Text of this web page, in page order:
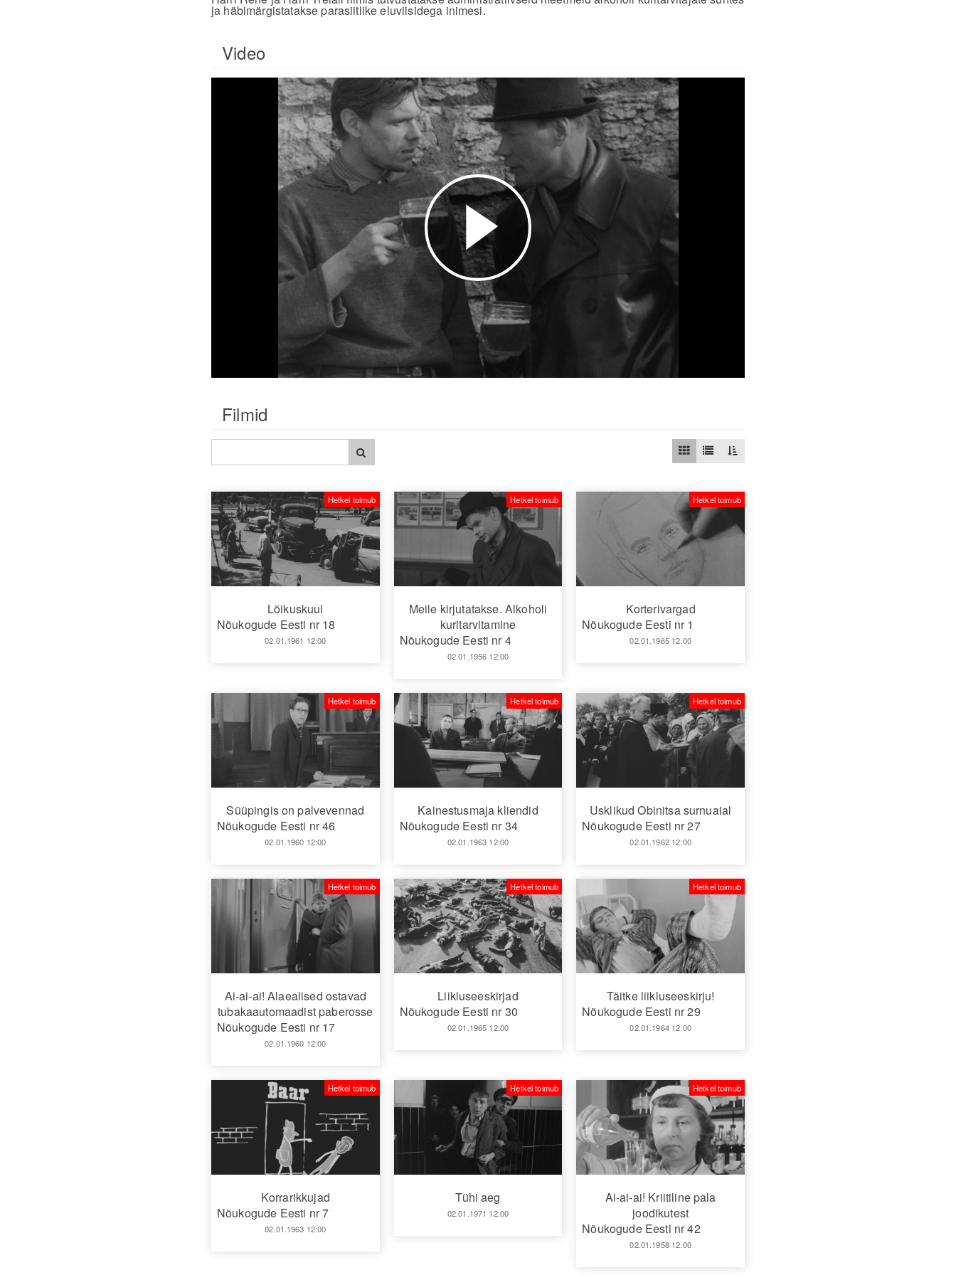
ja häbimärgistatakse parasiitlike eluviisidega inimesi.
Video
Esita
video
Filmid
Lõikuskuul
Nõukogude Eesti nr 18
02.01.1961 12:00
Hetkel toimub
Meile kirjutatakse. Alkoholi
kuritarvitamine
Nõukogude Eesti nr 4
02.01.1956 12:00
Hetkel toimub
Korterivargad
Nõukogude Eesti nr 1
02.01.1965 12:00
Hetkel toimub
Süüpingis on palvevennad
Nõukogude Eesti nr 46
02.01.1960 12:00
Hetkel toimub
Kainestusmaja kliendid
Nõukogude Eesti nr 34
02.01.1963 12:00
Hetkel toimub
Usklikud Obinitsa surnuaial
Nõukogude Eesti nr 27
02.01.1962 12:00
Hetkel toimub
Ai-ai-ai! Alaealised ostavad
tubakaautomaadist paberosse
Nõukogude Eesti nr 17
02.01.1960 12:00
Hetkel toimub
Liikluseeskirjad
Nõukogude Eesti nr 30
02.01.1965 12:00
Hetkel toimub
Täitke liikluseeskirju!
Nõukogude Eesti nr 29
02.01.1964 12:00
Hetkel toimub
Korrarikkujad
Nõukogude Eesti nr 7
02.01.1963 12:00
Hetkel toimub
Tühi aeg
02.01.1971 12:00
Hetkel toimub
Ai-ai-ai! Kriitiline pala
joodikutest
Nõukogude Eesti nr 42
02.01.1958 12:00
Hetkel toimub